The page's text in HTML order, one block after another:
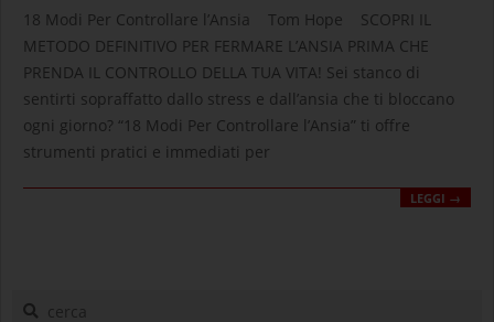
10-
31
18 Modi Per Controllare l’Ansia Tom Hope SCOPRI IL
METODO DEFINITIVO PER FERMARE L’ANSIA PRIMA CHE
PRENDA IL CONTROLLO DELLA TUA VITA! Sei stanco di
sentirti sopraffatto dallo stress e dall’ansia che ti bloccano
ogni giorno? “18 Modi Per Controllare l’Ansia” ti offre
strumenti pratici e immediati per
LEGGI →
cerca